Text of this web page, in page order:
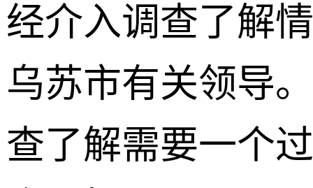
经介入调查了解
乌苏市有关领导
查了解需要一个